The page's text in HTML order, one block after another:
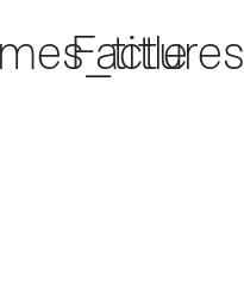
Factures